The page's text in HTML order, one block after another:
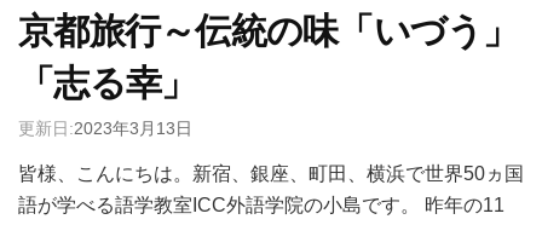
京都旅行～伝統の味「いづう」
「志る幸」
更新日:2023年3月13日
皆様、こんにちは。新宿、銀座、町田、横浜で世界50ヵ国
語が学べる語学教室ICC外語学院の小島です。 昨年の11